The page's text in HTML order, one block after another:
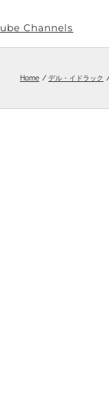
Channels
Home デル・イドラック